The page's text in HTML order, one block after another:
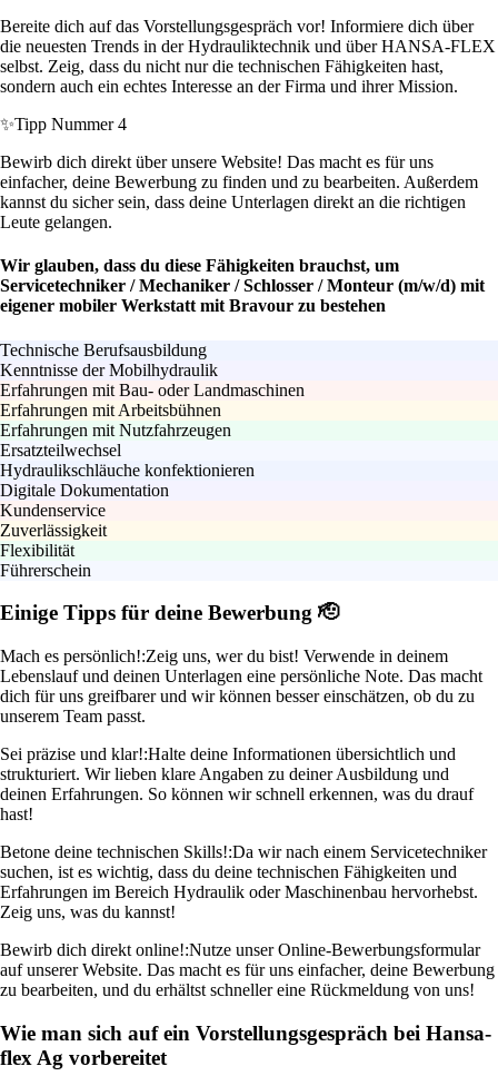
Bereite dich auf das Vorstellungsgespräch vor! Informiere dich über
die neuesten Trends in der Hydrauliktechnik und über HANSA-FLEX
selbst. Zeig, dass du nicht nur die technischen Fähigkeiten hast,
sondern auch ein echtes Interesse an der Firma und ihrer Mission.
✨Tipp Nummer 4
Bewirb dich direkt über unsere Website! Das macht es für uns
einfacher, deine Bewerbung zu finden und zu bearbeiten. Außerdem
kannst du sicher sein, dass deine Unterlagen direkt an die richtigen
Leute gelangen.
Wir glauben, dass du diese Fähigkeiten brauchst, um
Servicetechniker / Mechaniker / Schlosser / Monteur (m/w/d) mit
eigener mobiler Werkstatt mit Bravour zu bestehen
Technische Berufsausbildung
Kenntnisse der Mobilhydraulik
Erfahrungen mit Bau- oder Landmaschinen
Erfahrungen mit Arbeitsbühnen
Erfahrungen mit Nutzfahrzeugen
Ersatzteilwechsel
Hydraulikschläuche konfektionieren
Digitale Dokumentation
Kundenservice
Zuverlässigkeit
Flexibilität
Führerschein
Einige Tipps für deine Bewerbung 🫡
Mach es persönlich!:Zeig uns, wer du bist! Verwende in deinem
Lebenslauf und deinen Unterlagen eine persönliche Note. Das macht
dich für uns greifbarer und wir können besser einschätzen, ob du zu
unserem Team passt.
Sei präzise und klar!:Halte deine Informationen übersichtlich und
strukturiert. Wir lieben klare Angaben zu deiner Ausbildung und
deinen Erfahrungen. So können wir schnell erkennen, was du drauf
hast!
Betone deine technischen Skills!:Da wir nach einem Servicetechniker
suchen, ist es wichtig, dass du deine technischen Fähigkeiten und
Erfahrungen im Bereich Hydraulik oder Maschinenbau hervorhebst.
Zeig uns, was du kannst!
Bewirb dich direkt online!:Nutze unser Online-Bewerbungsformular
auf unserer Website. Das macht es für uns einfacher, deine Bewerbung
zu bearbeiten, und du erhältst schneller eine Rückmeldung von uns!
Wie man sich auf ein Vorstellungsgespräch bei Hansa-
flex Ag vorbereitet